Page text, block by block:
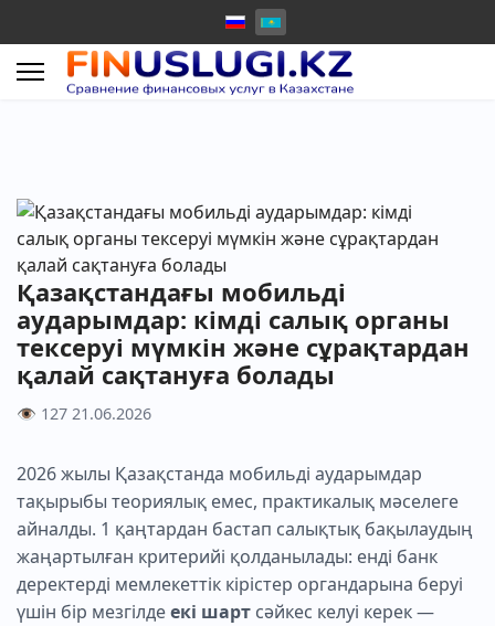
Қазақстандағы мобильді
аударымдар: кімді салық органы
тексеруі мүмкін және сұрақтардан
қалай сақтануға болады
👁 127 21.06.2026
2026 жылы Қазақстанда мобильді аударымдар
тақырыбы теориялық емес, практикалық мәселеге
айналды. 1 қаңтардан бастап салықтық бақылаудың
жаңартылған критерийі қолданылады: енді банк
деректерді мемлекеттік кірістер органдарына беруі
үшін бір мезгілдеекі шарт сәйкес келуі керек —